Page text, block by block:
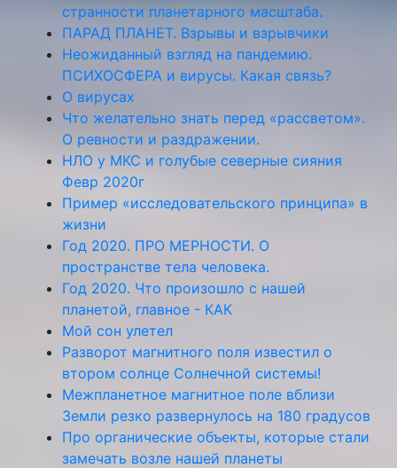
странности планетарного масштаба.
ПАРАД ПЛАНЕТ. Взрывы и взрывчики
Неожиданный взгляд на пандемию.
ПСИХОСФЕРА и вирусы. Какая связь?
О вирусах
Что желательно знать перед «рассветом».
О ревности и раздражении.
НЛО у МКС и голубые северные сияния
Февр 2020г
Пример «исследовательского принципа» в
жизни
Год 2020. ПРО МЕРНОСТИ. О
пространстве тела человека.
Год 2020. Что произошло с нашей
планетой, главное - КАК
Мой сон улетел
Разворот магнитного поля известил о
втором солнце Солнечной системы!
Межпланетное магнитное поле вблизи
Земли резко развернулось на 180 градусов
Про органические объекты, которые стали
замечать возле нашей планеты